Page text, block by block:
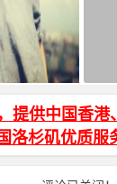
明 js页
提供中国香港
洛杉矶优质服